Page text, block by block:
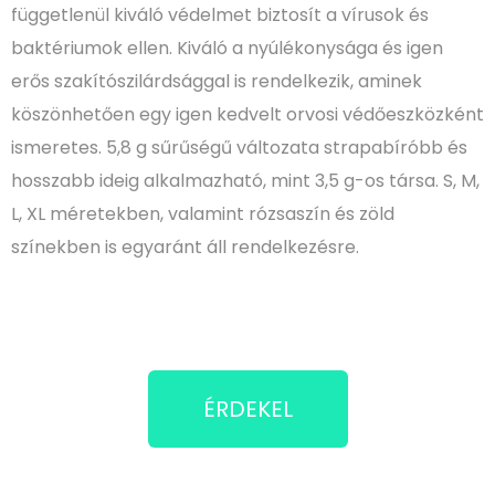
függetlenül kiváló védelmet biztosít a vírusok és
baktériumok ellen. Kiváló a nyúlékonysága és igen
erős szakítószilárdsággal is rendelkezik, aminek
köszönhetően egy igen kedvelt orvosi védőeszközként
ismeretes. 5,8 g sűrűségű változata strapabíróbb és
hosszabb ideig alkalmazható, mint 3,5 g-os társa. S, M,
L, XL méretekben, valamint rózsaszín és zöld
színekben is egyaránt áll rendelkezésre.
ÉRDEKEL